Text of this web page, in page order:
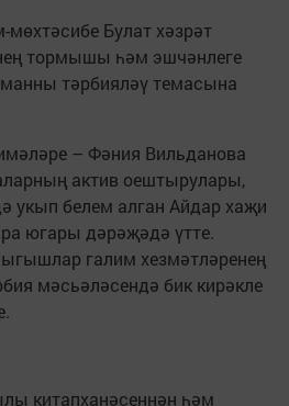
Булат хәзрәт
тормышы һәм эшчәнлеге
тәрбияләү темасына
– Фәния Вильданова
актив оештырулары,
укып белем алган Айдар хаҗи
югары дәрәҗәдә үтте.
галим хезмәтләренең
мәсьәләсендә бик кирәкле
китапханәсеннән һәм